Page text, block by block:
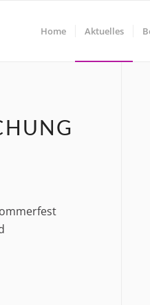
Home Aktuelles